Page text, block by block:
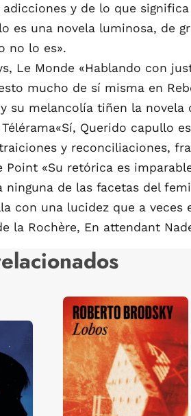
adicciones y de lo que
es una novela luminosa, de
no lo es».
Le Monde «Hablando con
mucho de sí misma en
su melancolía tiñen la
Querido capullo
y reconciliaciones,
Point «Su retórica es
ninguna de las facetas del
con una lucidez que a veces
la Rochère, En attendant